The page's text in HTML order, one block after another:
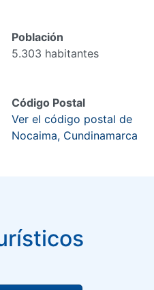
Población
5.303 habitantes
Código Postal
Ver el código postal de
Nocaima, Cundinamarca